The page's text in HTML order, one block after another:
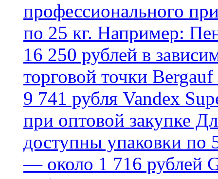
профессионального
по 25 кг. Например:
16 250 рублей в
торговой точки
9 741 рубля Vandex
при оптовой закупке
доступны упаковки по
— около 1 716 рублей